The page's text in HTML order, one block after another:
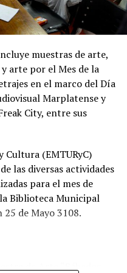
y contribuye a
además de
y salubridad para los
continuará su
intervención de la
Adjudicación, que
las propuestas
muestras de arte,
arte por el Mes de la
en el marco del Día
Marplatense y
City, entre sus
(EMTURyC)
las diversas actividades
para el mes de
Biblioteca Municipal
de Mayo 3108.